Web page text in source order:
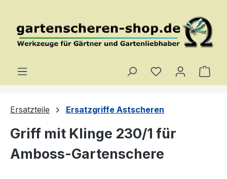
Du hast 0
Ersatzteile Ersatzgriffe Astscheren
Griff mit Klinge 230/1 für
Amboss-Gartenschere